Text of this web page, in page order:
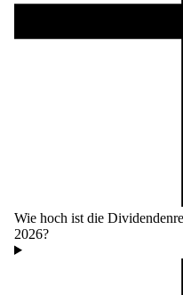
Wie hoch ist die
2026?